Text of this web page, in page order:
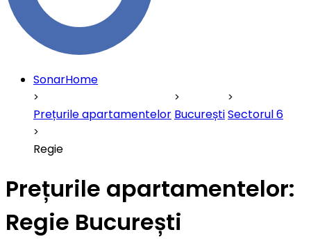
SonarHome
Prețurile apartamentelor BucureștiSectorul 6
Regie
Prețurile apartamentelor:
Regie București